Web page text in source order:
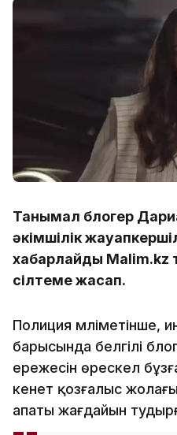
Танымал блогер
әкімшілік
хабарлайды Malim.kz
сілтеме жасап.
Полиция мәліметінше,
барысында белгілі
ережесін өрескел
кенет қозғалыс
апаты жағдайын